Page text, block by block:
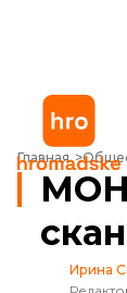
Главная
МОН
МОН
Ирина